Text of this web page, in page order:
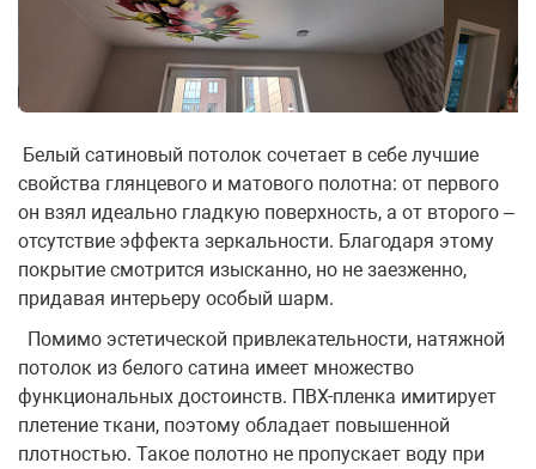
Белый сатиновый потолок сочетает в себе лучшие
свойства глянцевого и матового полотна: от первого
он взял идеально гладкую поверхность, а от второго –
отсутствие эффекта зеркальности. Благодаря этому
покрытие смотрится изысканно, но не заезженно,
придавая интерьеру особый шарм.
Помимо эстетической привлекательности, натяжной
потолок из белого сатина имеет множество
функциональных достоинств. ПВХ-пленка имитирует
плетение ткани, поэтому обладает повышенной
плотностью. Такое полотно не пропускает воду при